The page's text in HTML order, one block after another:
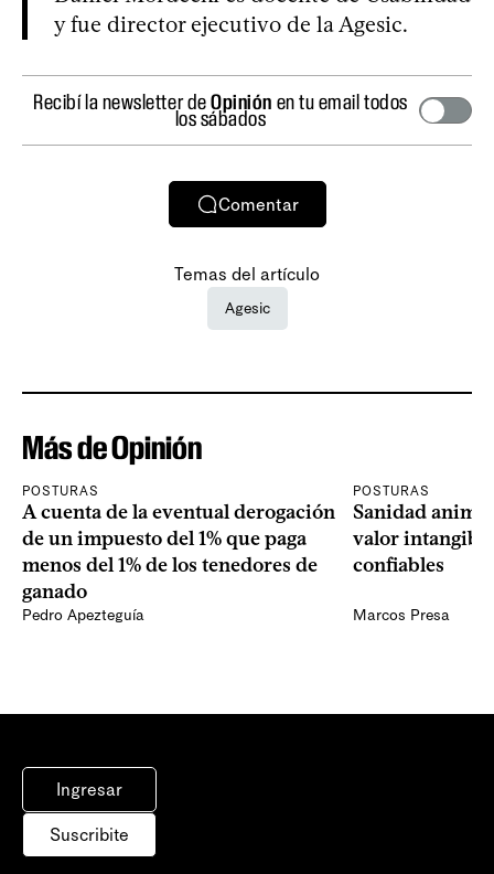
y fue director ejecutivo de la Agesic.
Recibí la newsletter deOpinión en tu email todos
los sábados
Comentar
Temas del artículo
Agesic
Más de Opinión
POSTURAS
A cuenta de la eventual derogación
de un impuesto del 1% que paga
menos del 1% de los tenedores de
ganado
Pedro Apezteguía
POSTURAS
Sanidad
valor
confiables
Marcos Presa
Ingresar
Suscribite